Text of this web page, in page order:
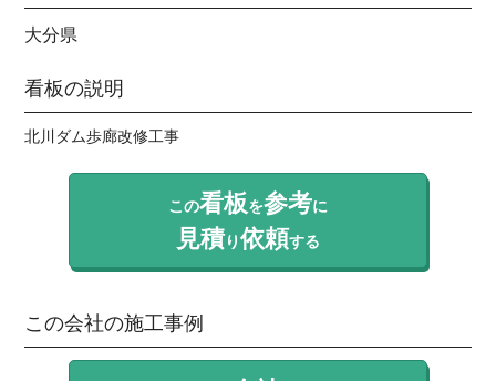
大分県
看板の説明
北川ダム歩廊改修工事
この看板を参考に
見積り依頼する
この会社の施工事例